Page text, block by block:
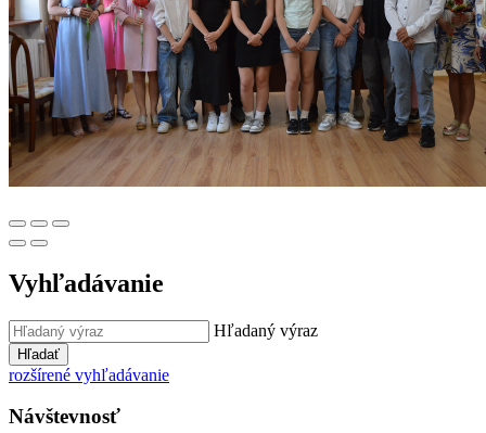
Vyhľadávanie
Hľadaný výraz
Hľadať
rozšírené vyhľadávanie
Návštevnosť